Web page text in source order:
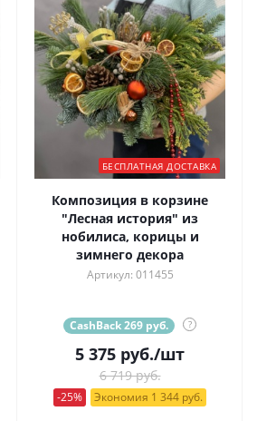
БЕСПЛАТНАЯ ДОСТАВКА
Композиция в корзине
"Лесная история" из
нобилиса, корицы и
зимнего декора
Артикул: 011455
CashBack 269 руб. ?
5 375 руб./шт
6 719 руб.
-25% Экономия 1 344 руб.